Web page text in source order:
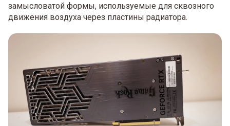
замысловатой формы, используемые для сквозного
движения воздуха через пластины радиатора.